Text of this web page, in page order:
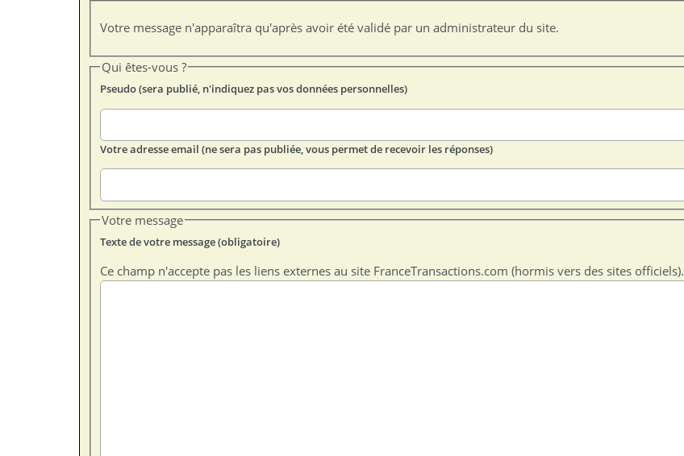
Votre message n'apparaîtra qu'après avoir été validé par un administrateur du site.
Qui êtes-vous ?
Pseudo (sera publié, n'indiquez pas vos données personnelles)
Votre adresse email (ne sera pas publiée, vous permet de recevoir les réponses)
Votre message
Texte de votre message (obligatoire)
Ce champ n'accepte pas les liens externes au site FranceTransactions.com (hormis vers des sites officiels).